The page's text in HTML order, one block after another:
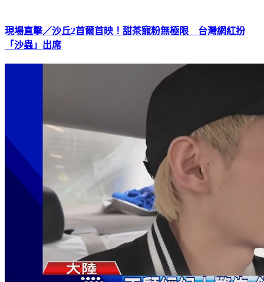
現場直擊／沙丘2首爾首映！甜茶寵粉無極限 台灣網紅扮
「沙蟲」出席